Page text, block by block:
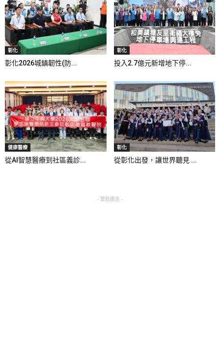
彰化
彰化2026城鎮韌性(防...
彰化
投入2.7億元新增地下停...
健康醫療
從AI智慧醫療到社區義診...
彰化
從彰化出發，讓世界聽見 ...
- 贊助廣告 -